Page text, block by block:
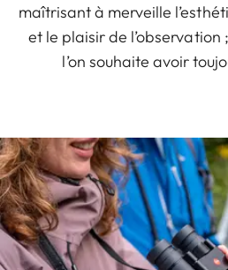
maîtrisant à merveille
et le plaisir de l’observation
l’on souhaite avoir